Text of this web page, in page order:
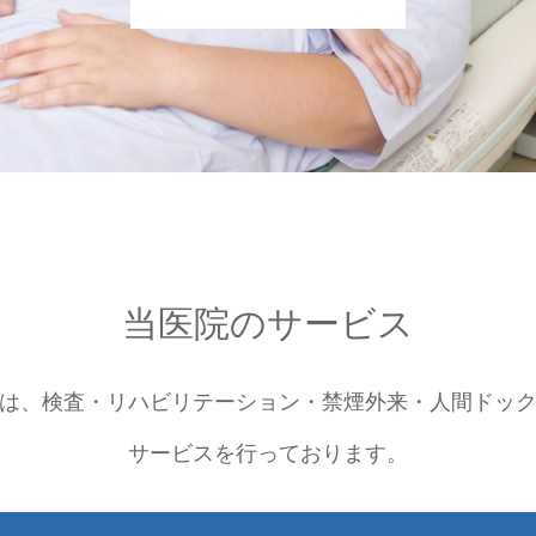
当医院のサービス
、検査・リハビリテーション・禁煙外来・人間ドッ
サービスを行っております。